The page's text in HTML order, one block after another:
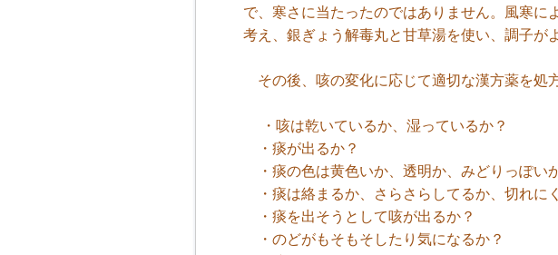
で、寒さに当たったのではありません。風寒に
考え、銀ぎょう解毒丸と甘草湯を使い、調子が
その後、咳の変化に応じて適切な漢方薬を処
・咳は乾いているか、湿っているか？
・痰が出るか？
・痰の色は黄色いか、透明か、みどりっぽい
・痰は絡まるか、さらさらしてるか、切れに
・痰を出そうとして咳が出るか？
・のどがもそもそしたり気になるか？